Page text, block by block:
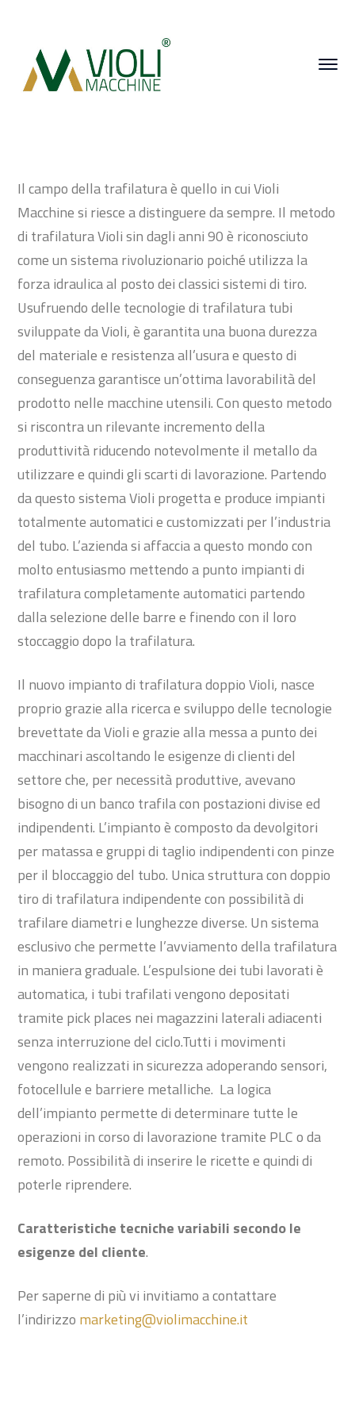
Il campo della trafilatura è quello in cui Violi
Macchine si riesce a distinguere da sempre. Il metodo
di trafilatura Violi sin dagli anni 90 è riconosciuto
come un sistema rivoluzionario poiché utilizza la
forza idraulica al posto dei classici sistemi di tiro.
Usufruendo delle tecnologie di trafilatura tubi
sviluppate da Violi, è garantita una buona durezza
del materiale e resistenza all’usura e questo di
conseguenza garantisce un’ottima lavorabilità del
prodotto nelle macchine utensili. Con questo metodo
si riscontra un rilevante incremento della
produttività riducendo notevolmente il metallo da
utilizzare e quindi gli scarti di lavorazione. Partendo
da questo sistema Violi progetta e produce impianti
totalmente automatici e customizzati per l’industria
del tubo. L’azienda si affaccia a questo mondo con
molto entusiasmo mettendo a punto impianti di
trafilatura completamente automatici partendo
dalla selezione delle barre e finendo con il loro
stoccaggio dopo la trafilatura.
Il nuovo impianto di trafilatura doppio Violi, nasce
proprio grazie alla ricerca e sviluppo delle tecnologie
brevettate da Violi e grazie alla messa a punto dei
macchinari ascoltando le esigenze di clienti del
settore che, per necessità produttive, avevano
bisogno di un banco trafila con postazioni divise ed
indipendenti. L’impianto è composto da devolgitori
per matassa e gruppi di taglio indipendenti con pinze
per il bloccaggio del tubo. Unica struttura con doppio
tiro di trafilatura indipendente con possibilità di
trafilare diametri e lunghezze diverse. Un sistema
esclusivo che permette l’avviamento della trafilatura
in maniera graduale. L’espulsione dei tubi lavorati è
automatica, i tubi trafilati vengono depositati
tramite pick places nei magazzini laterali adiacenti
senza interruzione del ciclo.Tutti i movimenti
vengono realizzati in sicurezza adoperando sensori,
fotocellule e barriere metalliche. La logica
dell’impianto permette di determinare tutte le
operazioni in corso di lavorazione tramite PLC o da
remoto. Possibilità di inserire le ricette e quindi di
poterle riprendere.
Caratteristiche tecniche variabili secondo le
esigenze del cliente.
Per saperne di più vi invitiamo a contattare
l’indirizzo marketing@violimacchine.it